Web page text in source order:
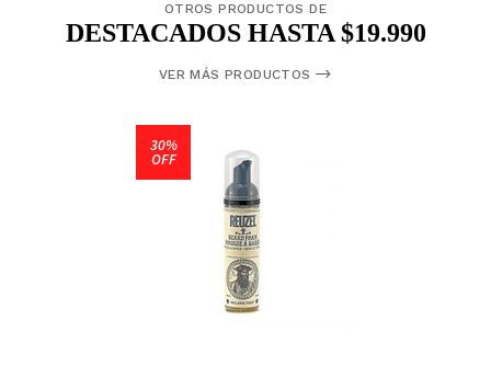
OTROS PRODUCTOS DE
DESTACADOS HASTA $19.990
VER MÁS PRODUCTOS
30%
OFF